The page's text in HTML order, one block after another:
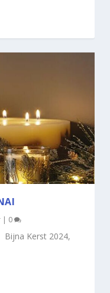
| 0
Kerst 2024,